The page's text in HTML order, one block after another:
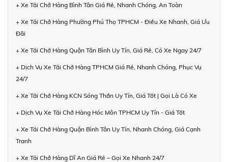
+ Xe Tải Chở Hàng Bình Tân Giá Rẻ, Nhanh Chóng, An Toàn
+ Xe Tải Chở Hàng Phường Phú Thọ TPHCM - Điều Xe Nhanh, Giá Ưu
Đãi
+ Xe Tải Chở Hàng Quận Tân Bình Uy Tín, Giá Rẻ, Có Xe Ngay 24/7
+ Dịch Vụ Xe Tải Chở Hàng TPHCM Giá Rẻ, Nhanh Chóng, Phục Vụ
24/7
+ Xe Tải Chở Hàng KCN Sóng Thần Uy Tín, Giá Tốt | Gọi Là Có Xe
+ Dịch Vụ Xe Tải Chở Hàng Hóc Môn TPHCM Uy Tín - Giá Tốt
+ Xe Tải Chở Hàng Quận Bình Tân Uy Tín, Nhanh Chóng, Giá Cạnh
Tranh
+ Xe Tải Chở Hàng Dĩ An Giá Rẻ – Gọi Xe Nhanh 24/7